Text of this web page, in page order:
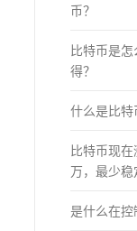
币？
比特币是
得？
什么是比特
比特币现
万，最少稳
是什么在控